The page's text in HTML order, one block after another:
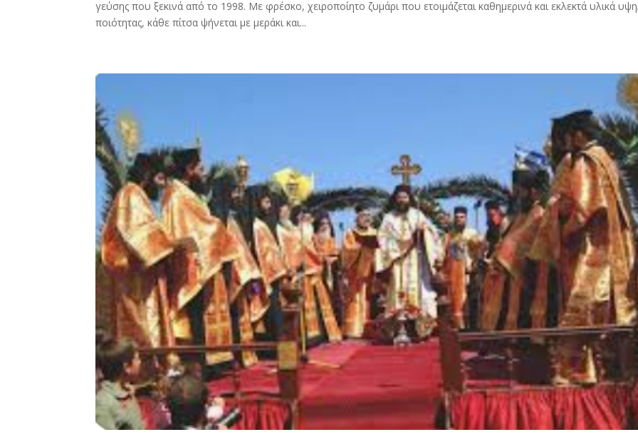
γεύσης που ξεκινά από το 1998. Με φρέσκο, χειροποίητο ζυμάρι που ετοιμάζεται καθημερινά και εκλεκτά υλικά
ποιότητας, κάθε πίτσα ψήνεται με μεράκι και...